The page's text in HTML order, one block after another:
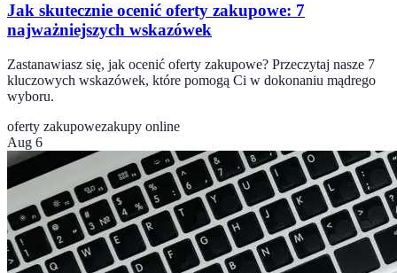
Jak skutecznie ocenić oferty zakupowe: 7
najważniejszych wskazówek
Zastanawiasz się, jak ocenić oferty zakupowe? Przeczytaj nasze 7
kluczowych wskazówek, które pomogą Ci w dokonaniu mądrego
wyboru.
oferty zakupowezakupy online
Aug 6